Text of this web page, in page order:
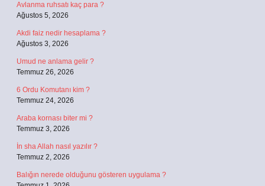
Avlanma ruhsatı kaç para ?
Ağustos 5, 2026
Akdi faiz nedir hesaplama ?
Ağustos 3, 2026
Umud ne anlama gelir ?
Temmuz 26, 2026
6 Ordu Komutanı kim ?
Temmuz 24, 2026
Araba kornası biter mi ?
Temmuz 3, 2026
İn sha Allah nasıl yazılır ?
Temmuz 2, 2026
Balığın nerede olduğunu gösteren uygulama ?